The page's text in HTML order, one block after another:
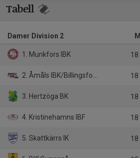
Tabell
Damer Division 2 M
1. Munkfors IBK 18
2. Åmåls IBK/Billingsfors IBK 18
3. Hertzöga BK 18
4. Kristinehamns IBF 18
5. Skattkärrs IK 18